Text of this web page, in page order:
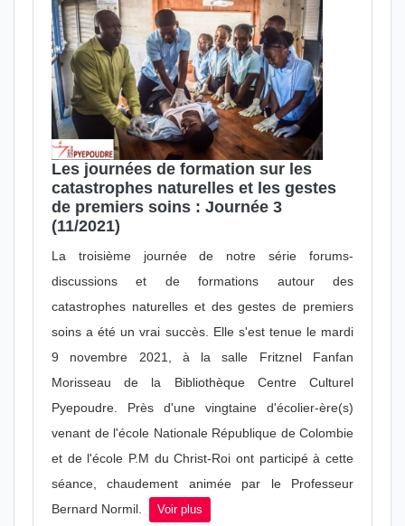
Les journées de formation sur les
catastrophes naturelles et les gestes
de premiers soins : Journée 3
(11/2021)
La troisième journée de notre série forums-
discussions et de formations autour des
catastrophes naturelles et des gestes de premiers
soins a été un vrai succès. Elle s'est tenue le mardi
9 novembre 2021, à la salle Fritznel Fanfan
Morisseau de la Bibliothèque Centre Culturel
Pyepoudre. Près d'une vingtaine d'écolier-ère(s)
venant de l'école Nationale République de Colombie
et de l'école P.M du Christ-Roi ont participé à cette
séance, chaudement animée par le Professeur
Bernard Normil.
Voir plus